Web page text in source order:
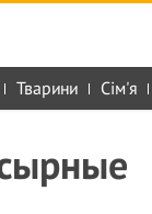
Тварини Сім'я